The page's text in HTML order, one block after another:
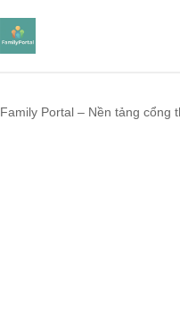
Family Portal – Nền tảng cổng